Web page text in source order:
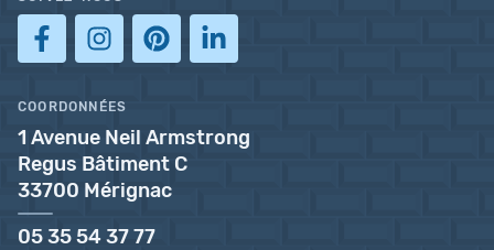
COORDONNÉES
1 Avenue Neil Armstrong
Regus Bâtiment C
33700 Mérignac
05 35 54 37 77